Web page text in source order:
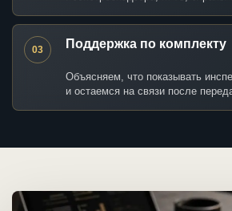
03 Поддержка по комплекту
Объясняем, что показывать
и остаемся на связи после